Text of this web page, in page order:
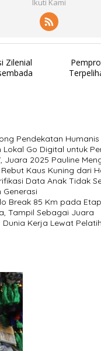
Ikuti Kami
Zilenial
Pendekatan
Go Digital untuk
2025 Pauline
Kaus Kuning dari
Data Anak Tidak
Break 85 Km pada
Tampil Sebagai Juara
Dunia Kerja Lewat